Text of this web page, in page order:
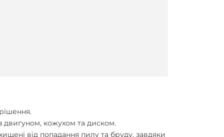
двигуном, кожухом та диском.
від попадання пилу та бруду, завдяки